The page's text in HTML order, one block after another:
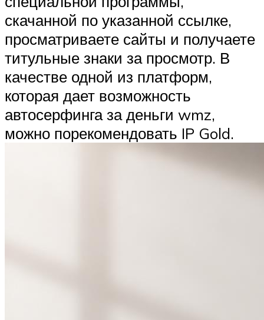
скачанной по указанной ссылке,
просматриваете сайты и получаете
титульные знаки за просмотр. В
качестве одной из платформ,
которая дает возможность
автосерфинга за деньги wmz,
можно порекомендовать IP Gold.